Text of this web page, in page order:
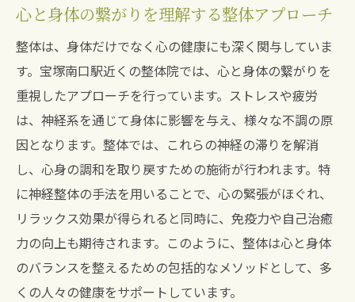
整体で得られる美しさと自信の向上
身体の変化を楽しむ整体の効果
輝く生活を支える整体の役割
整体で心身を整え人生を楽しむ
神経整体がもたらす心身へのリラクゼーション
効果
神経整体のメカニズムとリラクゼーション
の関係
心身をリラックスさせる整体の技法
ストレス解消に役立つ神経整体の効果
神経整体で感じる心地良さとその理由
心と身体の繋がりを理解する整体アプローチ
整体は、身体だけでなく心の健康にも深く関与していま
す。宝塚南口駅近くの整体院では、心と身体の繋がりを
重視したアプローチを行っています。ストレスや疲労
は、神経系を通じて身体に影響を与え、様々な不調の原
因となります。整体では、これらの神経の滞りを解消
し、心身の調和を取り戻すための施術が行われます。特
に神経整体の手法を用いることで、心の緊張がほぐれ、
リラックス効果が得られると同時に、免疫力や自己治癒
力の向上も期待されます。このように、整体は心と身体
のバランスを整えるための包括的なメソッドとして、多
くの人々の健康をサポートしています。